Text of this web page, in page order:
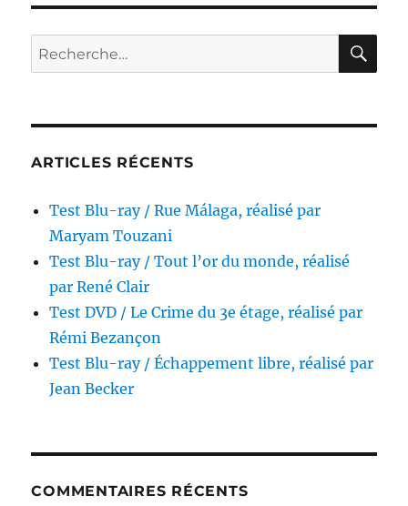
par
Recherche
pour :
ARTICLES RÉCENTS
Test Blu-ray / Rue Málaga, réalisé par
Maryam Touzani
Test Blu-ray / Tout l’or du monde, réalisé
par René Clair
Test DVD / Le Crime du 3e étage, réalisé par
Rémi Bezançon
Test Blu-ray / Échappement libre, réalisé par
Jean Becker
COMMENTAIRES RÉCENTS